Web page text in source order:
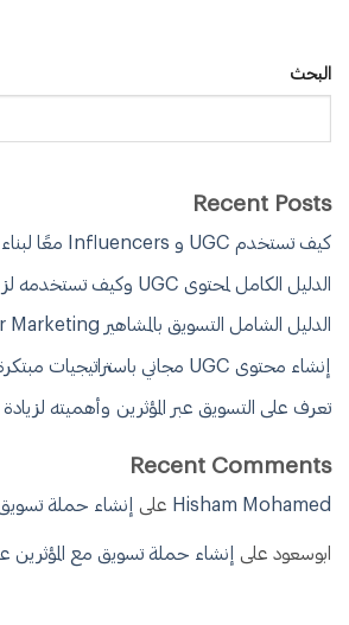
البحث
Recent Posts
كيف تستخدم UGC و Influencers معًا لبناء علامة تجارية قوية
الدليل الكامل لمحتوى UGC وكيف تستخدمه لزيادة المبيعات
الدليل الشامل التسويق بالمشاهير Influencer Marketing
إنشاء محتوى UGC مجاني باستراتيجيات مبتكرة لتحفيز الجمهور
تعرف على التسويق عبر المؤثرين وأهميته لزيادة
Recent Comments
Hisham Mohamed على إنشاء حملة
ابوسعود على إنشاء حملة تسويق مع المؤثرين